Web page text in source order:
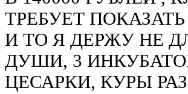
ТРЕБУЕТ
И ТО Я ДЕРЖУ НЕ
ДУШИ, 3
ЦЕСАРКИ, КУРЫ